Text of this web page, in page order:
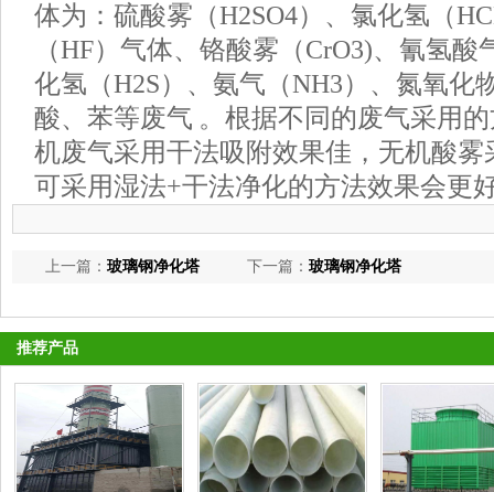
体为：硫酸雾（H2SO4）、氯化氢（
（HF）气体、铬酸雾（CrO3)、氰氢酸
化氢（H2S）、氨气（NH3）、氮氧化
酸、苯等废气 。根据不同的废气采用
机废气采用干法吸附效果佳，无机酸雾
可采用湿法+干法净化的方法效果会更
上一篇： 玻璃钢净化塔 下一篇： 玻璃钢净化塔
推荐产品